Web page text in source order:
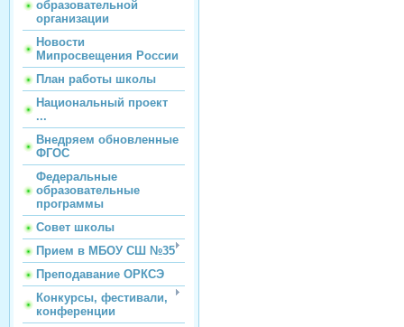
образовательной
организации
Новости
Мипросвещения России
План работы школы
Национальный проект
...
Внедряем обновленные
ФГОС
Федеральные
образовательные
программы
Совет школы
Прием в МБОУ СШ №35
Преподавание ОРКСЭ
Конкурсы, фестивали,
конференции